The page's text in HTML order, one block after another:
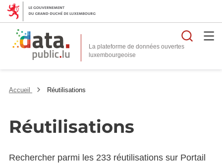
La plateforme de données ouvertes
Accueil Réutilisations
Réutilisations
Rechercher parmi les 233 réutilisations sur Portail